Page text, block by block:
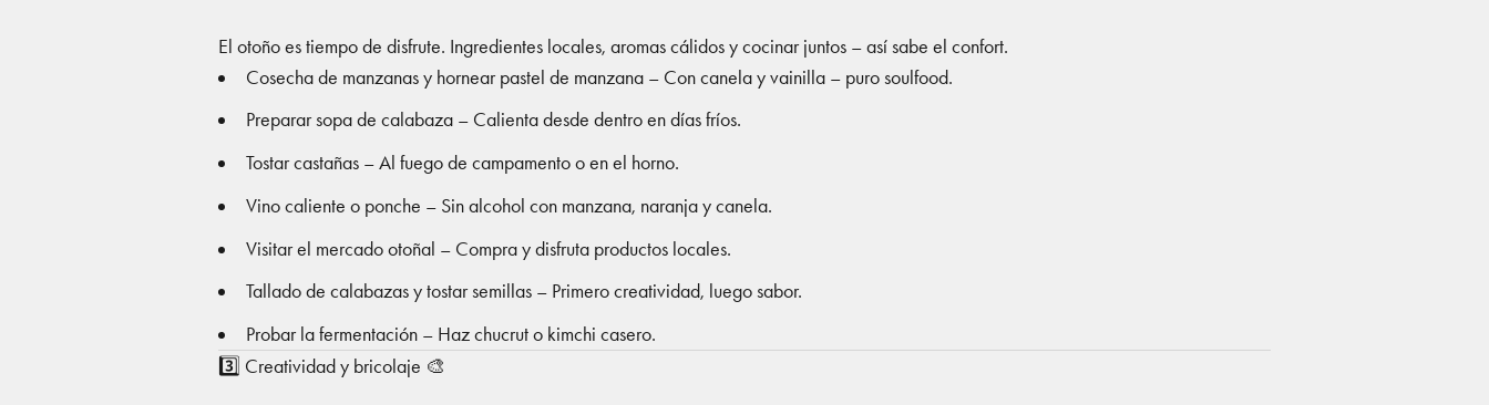
El otoño es tiempo de disfrute. Ingredientes locales, aromas cálidos y cocinar juntos – así sabe el confort.
Cosecha de manzanas y hornear pastel de manzana – Con canela y vainilla – puro soulfood.
Preparar sopa de calabaza – Calienta desde dentro en días fríos.
Tostar castañas – Al fuego de campamento o en el horno.
Vino caliente o ponche – Sin alcohol con manzana, naranja y canela.
Visitar el mercado otoñal – Compra y disfruta productos locales.
Tallado de calabazas y tostar semillas – Primero creatividad, luego sabor.
Probar la fermentación – Haz chucrut o kimchi casero.
3️⃣ Creatividad y bricolaje 🎨